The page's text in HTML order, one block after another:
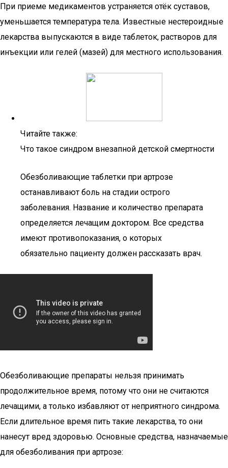
При приеме медикаментов устраняется отёк суставов,
уменьшается температура тела. Известные нестероидные
лекарства выпускаются в виде таблеток, растворов для
инъекции или гелей (мазей) для местного использования.
Читайте также:
Что такое синдром внезапной детской смертности
Обезболивающие таблетки при артрозе
останавливают боль на стадии острого
заболевания. Название и количество препарата
определяется лечащим доктором. Все средства
имеют противопоказания, о которых
обязательно пациенту должен рассказать врач.
Обезболивающие препараты нельзя принимать
продолжительное время, потому что они не считаются
лечащими, а только избавляют от неприятного синдрома.
Если длительное время пить такие лекарства, то они
нанесут вред здоровью. Основные средства, назначаемые
для обезболивания при артрозе: